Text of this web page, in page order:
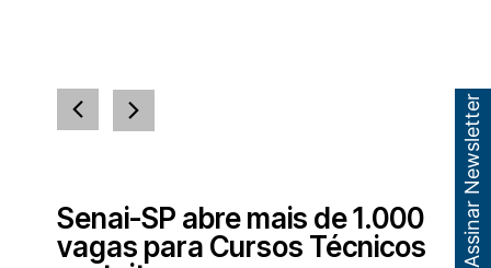
Senai-SP abre mais de 1.000
vagas para Cursos Técnicos
Assinar Newsletter